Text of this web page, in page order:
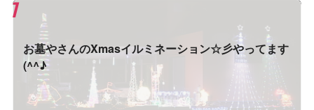
お墓やさんのXmasイルミネーション☆彡やってます
(^^♪